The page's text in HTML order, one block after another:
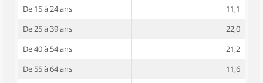
De 15 à 24 ans
11,1
De 25 à 39 ans
22,0
De 40 à 54 ans
21,2
De 55 à 64 ans
11,6